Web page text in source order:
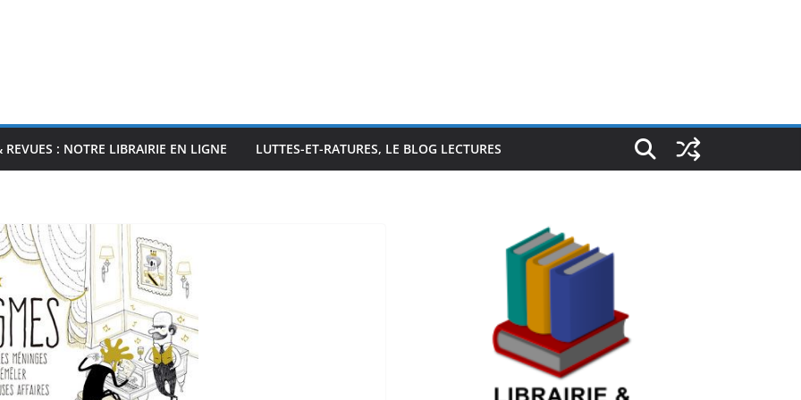
REVUES : NOTRE LIBRAIRIE EN LIGNE LUTTES-ET-RATURES, LE BLOG LECTURES